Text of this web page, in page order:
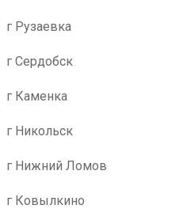
г Рузаевка
г Сердобск
г Каменка
г Никольск
г Нижний Ломов
г Ковылкино